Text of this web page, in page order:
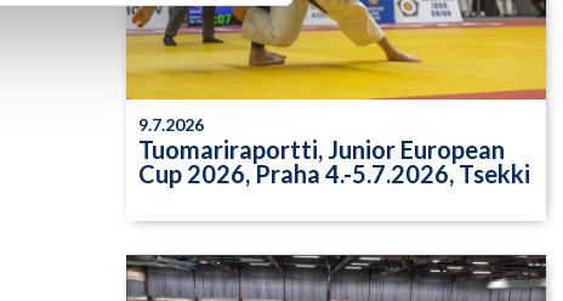
9.7.2026
Tuomariraportti, Junior European
Cup 2026, Praha 4.-5.7.2026, Tsekki